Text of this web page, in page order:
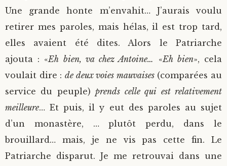
Une grande honte m’envahit… J’aurais voulu
retirer mes paroles, mais hélas, il est trop tard,
elles avaient été dites. Alors le Patriarche
ajouta : «Eh bien, va chez Antoine… «Eh bien», cela
voulait dire : de deux voies mauvaises(comparées au
service du peuple)prends celle qui est relativement
meilleure… Et puis, il y eut des paroles au sujet
d’un monastère, … plutôt perdu, dans le
brouillard… mais, je ne vis pas cette fin. Le
Patriarche disparut. Je me retrouvai dans une